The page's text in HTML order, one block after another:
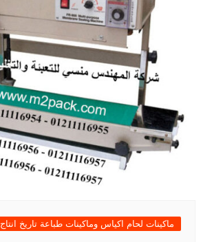
ماكينات لحام اكياس وماكينات طباعة تاريخ انتاج